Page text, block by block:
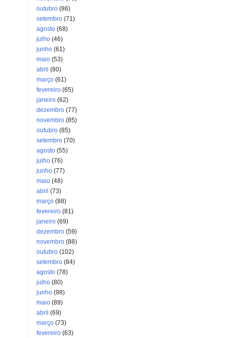
outubro (86)
setembro (71)
agosto (68)
julho (46)
junho (61)
maio (53)
abril (80)
março (61)
fevereiro (65)
janeiro (62)
dezembro (77)
novembro (85)
outubro (85)
setembro (70)
agosto (55)
julho (76)
junho (77)
maio (48)
abril (73)
março (88)
fevereiro (81)
janeiro (69)
dezembro (59)
novembro (88)
outubro (102)
setembro (84)
agosto (78)
julho (80)
junho (98)
maio (89)
abril (69)
março (73)
fevereiro (63)